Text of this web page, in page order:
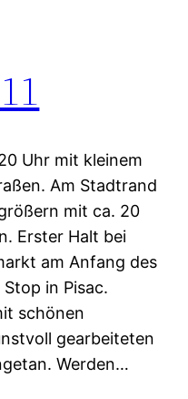
Uhr mit kleinem
Am Stadtrand
mit ca. 20
Erster Halt bei
am Anfang des
in Pisac.
schönen
gearbeiteten
Werden…